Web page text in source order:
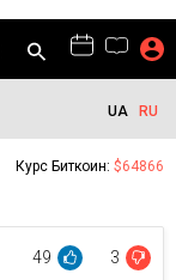
UA RU
Курс Биткоин: $64866
49 3